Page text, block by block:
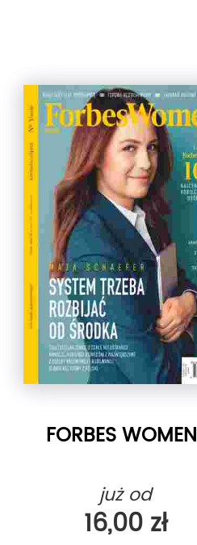
FORBES WOMEN
już od
16,00 zł